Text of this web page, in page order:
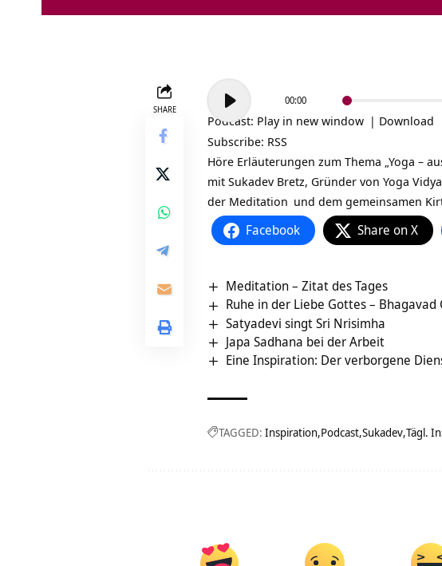
SHARE
Audio-
Player
00:00
Podcast: Play in new window | Download
Subscribe: RSS
Höre Erläuterungen zum Thema „Yoga –
mit Sukadev Bretz, Gründer von Yoga Vidya
der Meditation und dem gemeinsamen
Facebook Share on X
Meditation – Zitat des Tages
Ruhe in der Liebe Gottes – Bhagavad
Satyadevi singt Sri Nrisimha
Japa Sadhana bei der Arbeit
Eine Inspiration: Der verborgene
TAGGED: Inspiration Podcast Sukadev Tägl.